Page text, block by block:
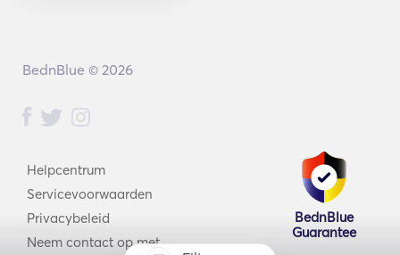
Helpcentrum
Servicevoorwaarden
Privacybeleid
Neem contact op met
BednBlue
Guarantee
BednBlue © 2026